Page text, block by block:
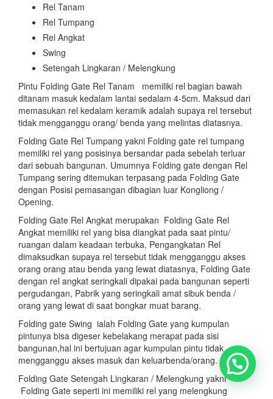
Rel Tanam
Rel Tumpang
Rel Angkat
Swing
Setengah Lingkaran / Melengkung
Pintu Folding Gate Rel Tanam memiliki rel bagian bawah
ditanam masuk kedalam lantai sedalam 4-5cm. Maksud dari
memasukan rel kedalam keramik adalah supaya rel tersebut
tidak mengganggu orang/ benda yang melintas diatasnya.
Folding Gate Rel Tumpang yakni Folding gate rel tumpang
memiliki rel yang posisinya bersandar pada sebelah terluar
dari sebuah bangunan. Umumnya Folding gate dengan Rel
Tumpang sering ditemukan terpasang pada Folding Gate
dengan Posisi pemasangan dibagian luar Kongliong /
Opening.
Folding Gate Rel Angkat merupakan Folding Gate Rel
Angkat memiliki rel yang bisa diangkat pada saat pintu/
ruangan dalam keadaan terbuka, Pengangkatan Rel
dimaksudkan supaya rel tersebut tidak mengganggu akses
orang orang atau benda yang lewat diatasnya, Folding Gate
dengan rel angkat seringkali dipakai pada bangunan seperti
pergudangan, Pabrik yang seringkali amat sibuk benda /
orang yang lewat di saat bongkar muat barang.
Folding gate Swing ialah Folding Gate yang kumpulan
pintunya bisa digeser kebelakang merapat pada sisi
bangunan,hal ini bertujuan agar kumpulan pintu tidak
mengganggu akses masuk dan keluarbenda/orang.
Folding Gate Setengah Lingkaran / Melengkung yakni
Folding Gate seperti ini memiliki rel yang melengkung